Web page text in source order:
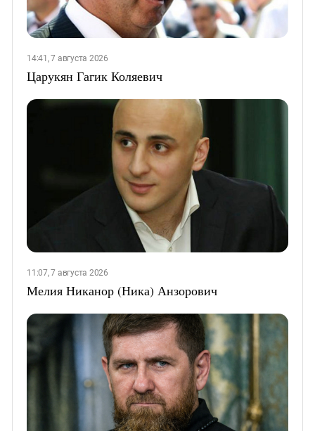
14:41, 7 августа 2026
Царукян Гагик Коляевич
11:07, 7 августа 2026
Мелия Никанор (Ника) Анзорович